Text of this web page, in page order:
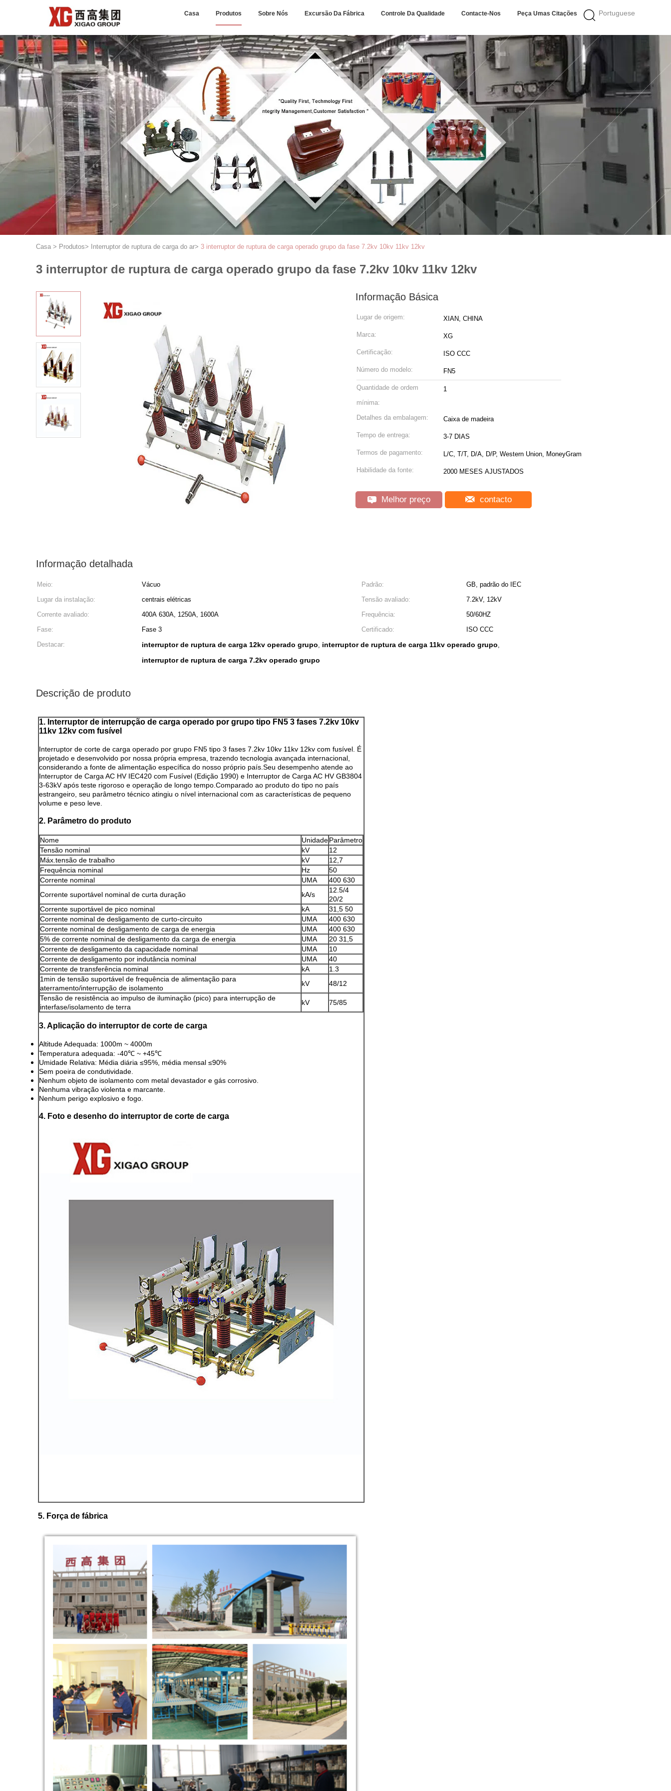
Portuguese
Casa Produtos Sobre Nós Excursão Da Fábrica Controle Da Qualidade Contacte-Nos Peça Umas Citações
Casa > Produtos> Interruptor de ruptura de carga do ar> 3 interruptor de ruptura de carga operado grupo da fase 7.2kv 10kv 11kv 12kv
3 interruptor de ruptura de carga operado grupo da fase 7.2kv 10kv 11kv 12kv
Informação Básica
Lugar de origem: XIAN, CHINA
Marca: XG
Certificação: ISO CCC
Número do modelo: FN5
Quantidade de ordem
mínima:
1
Detalhes da embalagem: Caixa de madeira
Tempo de entrega: 3-7 DIAS
Termos de pagamento: L/C, T/T, D/A, D/P, Western Union, MoneyGram
Habilidade da fonte: 2000 MESES AJUSTADOS
Melhor preço contacto
Informação detalhada
Meio: Vácuo Padrão:
GB, padrão do IEC
Lugar da instalação:
centrais elétricas Tensão avaliado:
7.2kV, 12kV
Corrente avaliado:
400A 630A, 1250A, 1600A Frequência:
50/60HZ
Fase:
Fase 3 Certificado:
ISO CCC
Destacar:
interruptor de ruptura de carga 12kv operado grupo, interruptor de ruptura de carga 11kv operado grupo,
interruptor de ruptura de carga 7.2kv operado grupo
Descrição de produto
1. Interruptor de interrupção de carga operado por grupo tipo FN5 3 fases 7.2kv 10kv
11kv 12kv com fusível
Interruptor de corte de carga operado por grupo FN5 tipo 3 fases 7.2kv 10kv 11kv 12kv com fusível. É
projetado e desenvolvido por nossa própria empresa, trazendo tecnologia avançada internacional,
considerando a fonte de alimentação específica do nosso próprio país.Seu desempenho atende ao
Interruptor de Carga AC HV IEC420 com Fusível (Edição 1990) e Interruptor de Carga AC HV GB3804
3-63kV após teste rigoroso e operação de longo tempo.Comparado ao produto do tipo no país
estrangeiro, seu parâmetro técnico atingiu o nível internacional com as características de pequeno
volume e peso leve.
2. Parâmetro do produto
Nome UnidadeParâmetro
Tensão nominal
kV
12
Máx.tensão de trabalho
kV
12,7
Frequência nominal
Hz
50
Corrente nominal
UMA
400 630
Corrente suportável nominal de curta duração
kA/s
12.5/4
20/2
Corrente suportável de pico nominal
kA
31,5 50
Corrente nominal de desligamento de curto-circuito
UMA
400 630
Corrente nominal de desligamento de carga de energia
UMA
400 630
5% de corrente nominal de desligamento da carga de energia
UMA
20 31,5
Corrente de desligamento da capacidade nominal
UMA
10
Corrente de desligamento por indutância nominal
UMA
40
Corrente de transferência nominal
kA
1.3
1min de tensão suportável de frequência de alimentação para
aterramento/interrupção de isolamento
kV
48/12
Tensão de resistência ao impulso de iluminação (pico) para interrupção de
interfase/isolamento de terra
kV 75/85
3. Aplicação do interruptor de corte de carga
Altitude Adequada: 1000m ~ 4000m
Temperatura adequada: -40℃ ~ +45℃
Umidade Relativa: Média diária ≤95%, média mensal ≤90%
Sem poeira de condutividade.
Nenhum objeto de isolamento com metal devastador e gás corrosivo.
Nenhuma vibração violenta e marcante.
Nenhum perigo explosivo e fogo.
4. Foto e desenho do interruptor de corte de carga
5. Força de fábrica